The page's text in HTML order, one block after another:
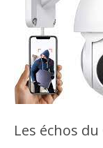
Les échos